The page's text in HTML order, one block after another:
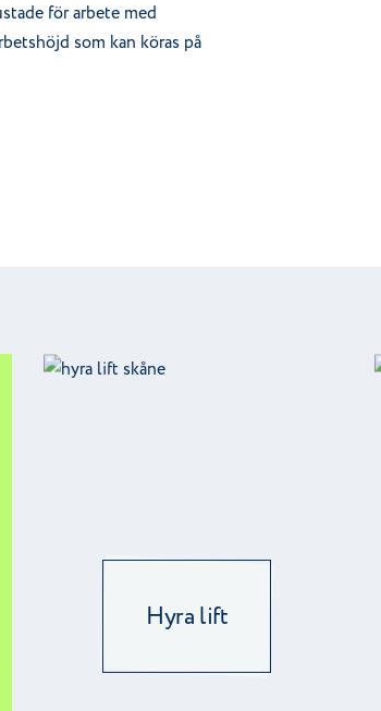
för arbete med
som kan köras på
Hyra lift